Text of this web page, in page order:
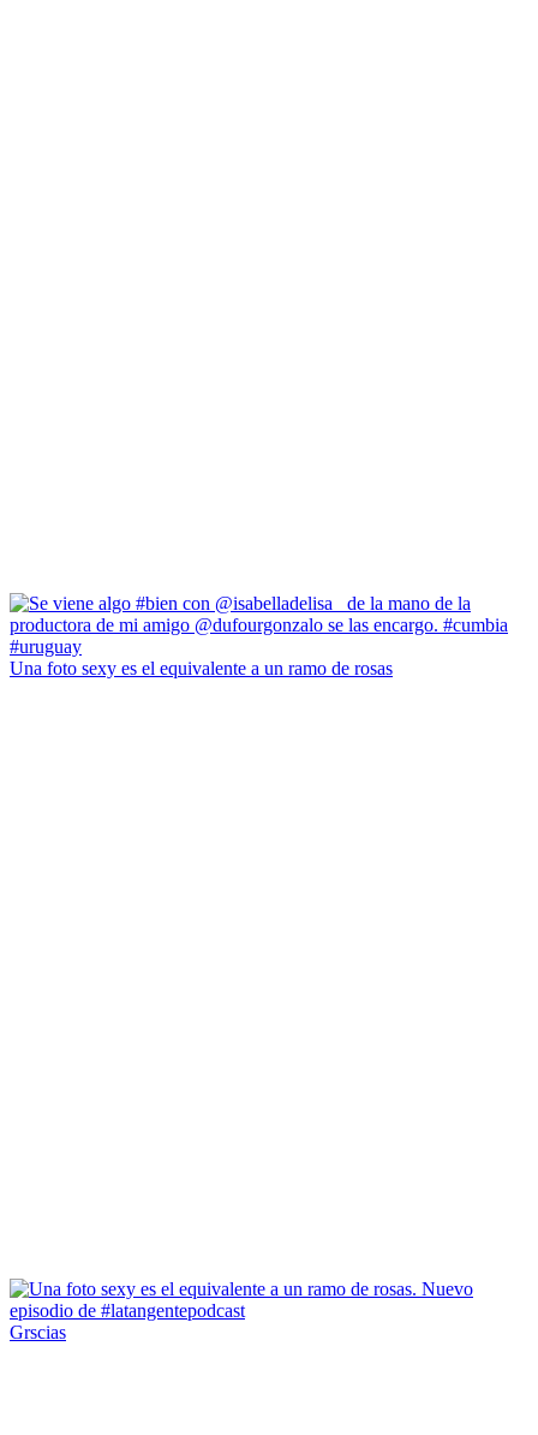
Una foto sexy es el equivalente a un ramo de rosas
Grscias